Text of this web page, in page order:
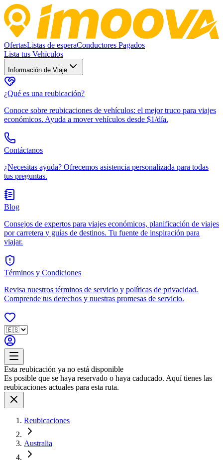
OfertasListas de esperaConductores Pagados
Lista tus Vehículos
Información de Viaje
¿Qué es una reubicación?
Conoce sobre reubicaciones de vehículos: el mejor truco para viajes
económicos. Ayuda a mover vehículos desde $1/día.
Contáctanos
¿Necesitas ayuda? Ofrecemos asistencia personalizada para todas
tus preguntas.
Blog
Consejos de expertos para viajes económicos, planificación de viajes
por carretera y guías de destinos. Tu fuente de inspiración para
viajar.
Términos y Condiciones
Revisa nuestros términos de servicio y políticas de privacidad.
Comprende tus derechos y nuestras promesas de servicio.
Esta reubicación ya no está disponible
Es posible que se haya reservado o haya caducado. Aquí tienes las
reubicaciones actuales para esta ruta.
Reubicaciones
Australia